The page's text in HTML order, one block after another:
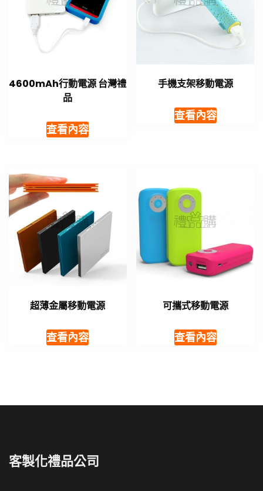
4600mAh行動電源 台灣禮
品
查看內容
手機支架移動電源
查看內容
超薄金屬移動電源
查看內容
可攜式移動電源
查看內容
客製化禮品公司